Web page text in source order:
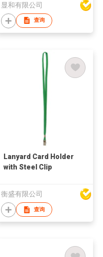
显和有限公司
查询
Lanyard Card Holder
with Steel Clip
衡盛有限公司
查询